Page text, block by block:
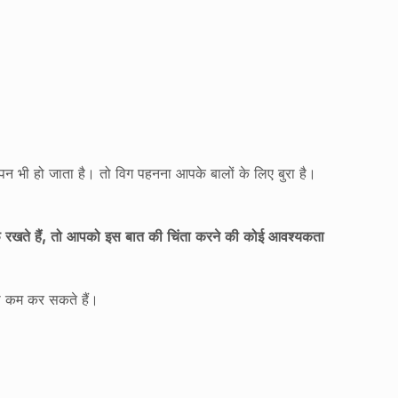
भी हो जाता है। तो विग पहनना आपके बालों के लिए बुरा है।
रखते हैं, तो आपको इस बात की चिंता करने की कोई आवश्यकता
कम कर सकते हैं।